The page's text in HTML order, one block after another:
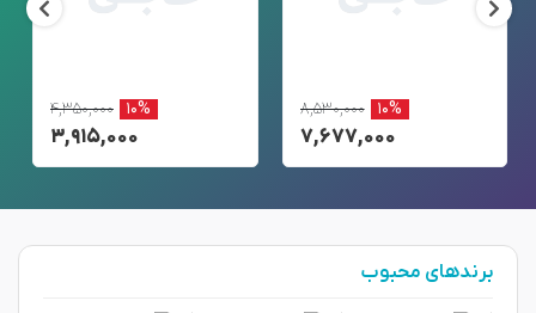
۸,۵۳۰,۰۰۰ ۱۰%
۷,۶۷۷,۰۰۰
۴,۳۵۰,۰۰۰ ۱۰%
۳,۹۱۵,۰۰۰
برندهای محبوب